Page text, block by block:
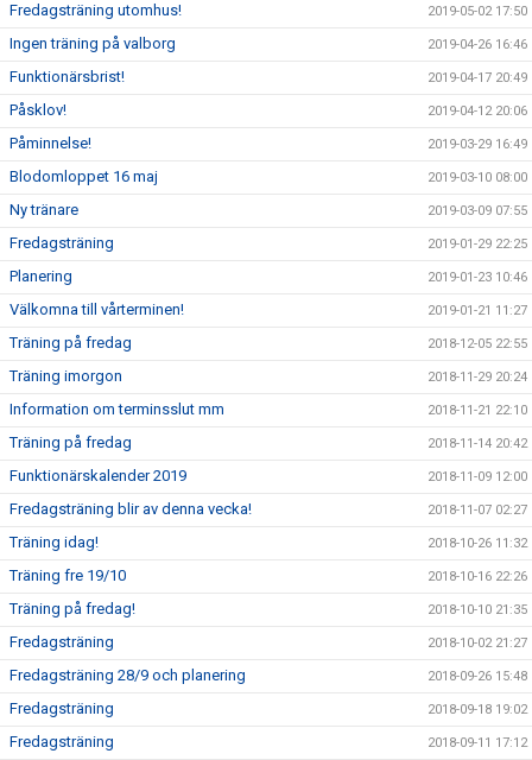
Fredagsträning utomhus! 2019-05-02 17:50
Ingen träning på valborg 2019-04-26 16:46
Funktionärsbrist! 2019-04-17 20:49
Påsklov! 2019-04-12 20:06
Påminnelse! 2019-03-29 16:49
Blodomloppet 16 maj 2019-03-10 08:00
Ny tränare 2019-03-09 07:55
Fredagsträning 2019-01-29 22:25
Planering 2019-01-23 10:46
Välkomna till vårterminen! 2019-01-21 11:27
Träning på fredag 2018-12-05 22:55
Träning imorgon 2018-11-29 20:24
Information om terminsslut mm 2018-11-21 22:10
Träning på fredag 2018-11-14 20:42
Funktionärskalender 2019 2018-11-09 12:00
Fredagsträning blir av denna vecka! 2018-11-07 02:27
Träning idag! 2018-10-26 11:32
Träning fre 19/10 2018-10-16 22:26
Träning på fredag! 2018-10-10 21:35
Fredagsträning 2018-10-02 21:27
Fredagsträning 28/9 och planering 2018-09-26 15:48
Fredagsträning 2018-09-18 19:02
Fredagsträning 2018-09-11 17:12